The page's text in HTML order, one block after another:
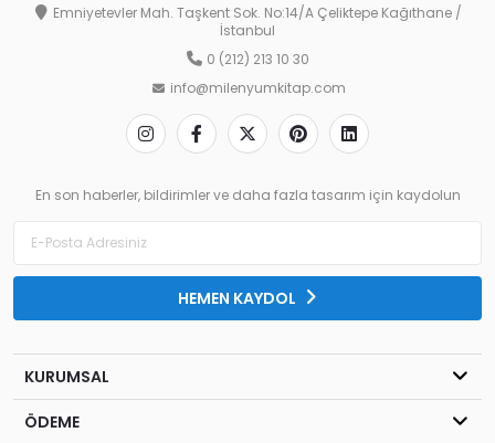
Emniyetevler Mah. Taşkent Sok. No:14/A Çeliktepe Kağıthane /
İstanbul
0 (212) 213 10 30
info@milenyumkitap.com
En son haberler, bildirimler ve daha fazla tasarım için kaydolun
HEMEN KAYDOL
KURUMSAL
ÖDEME